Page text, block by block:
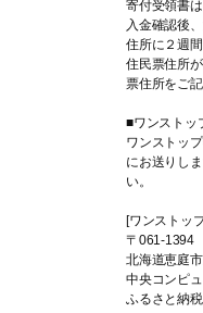
寄付受領書
入金確認後
住所に２週
住民票住所
票住所をご記
■ワンストッ
ワンストッ
にお送りし
い。
[ワンストッ
〒061-1394
北海道恵庭
中央コンピ
ふるさと納